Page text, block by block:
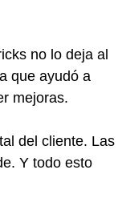
no lo deja al
que ayudó a
mejoras.
del cliente. Las
Y todo esto